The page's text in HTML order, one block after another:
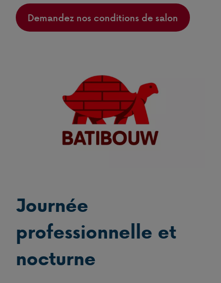
Demandez nos conditions de salon
Journée
professionnelle et
nocturne